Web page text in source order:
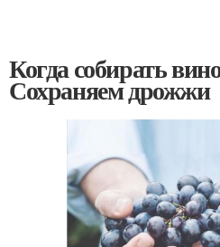
Когда собирать
Сохраняем дрожжи